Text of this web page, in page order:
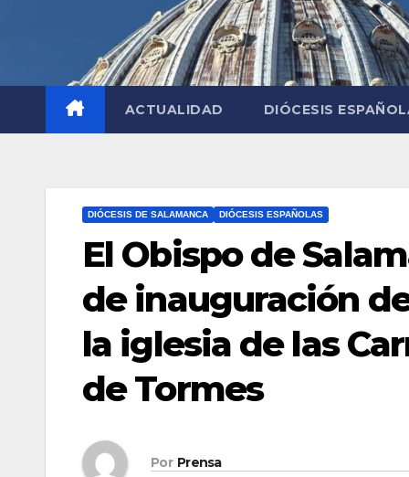
ACTUALIDAD DIÓCESIS
DIÓCESIS DE SALAMANCA DIÓCESIS ESPAÑOLAS
El Obispo de
de inauguración
la iglesia de las
de Tormes
Por Prensa